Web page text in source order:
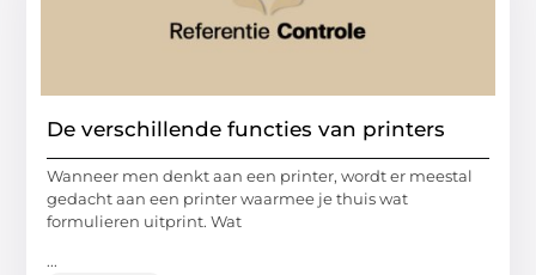
De verschillende functies van printers
Wanneer men denkt aan een printer, wordt er meestal
gedacht aan een printer waarmee je thuis wat
formulieren uitprint. Wat
...